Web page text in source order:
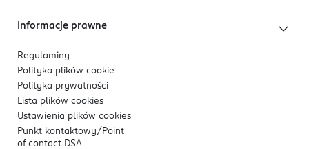
Informacje prawne
Regulaminy
Polityka plików cookie
Polityka prywatności
Lista plików cookies
Ustawienia plików cookies
Punkt kontaktowy/ Point
of contact DSA